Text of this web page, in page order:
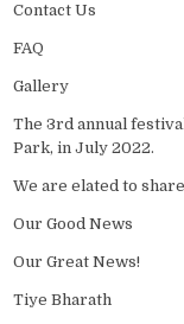
Contact Us
FAQ
Gallery
The 3rd annual
Park, in July 2022.
We are elated to
Our Good News
Our Great News!
Tiye Bharath